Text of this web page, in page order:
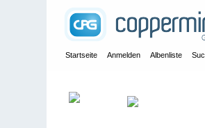
Startseite Anmelden Albenliste